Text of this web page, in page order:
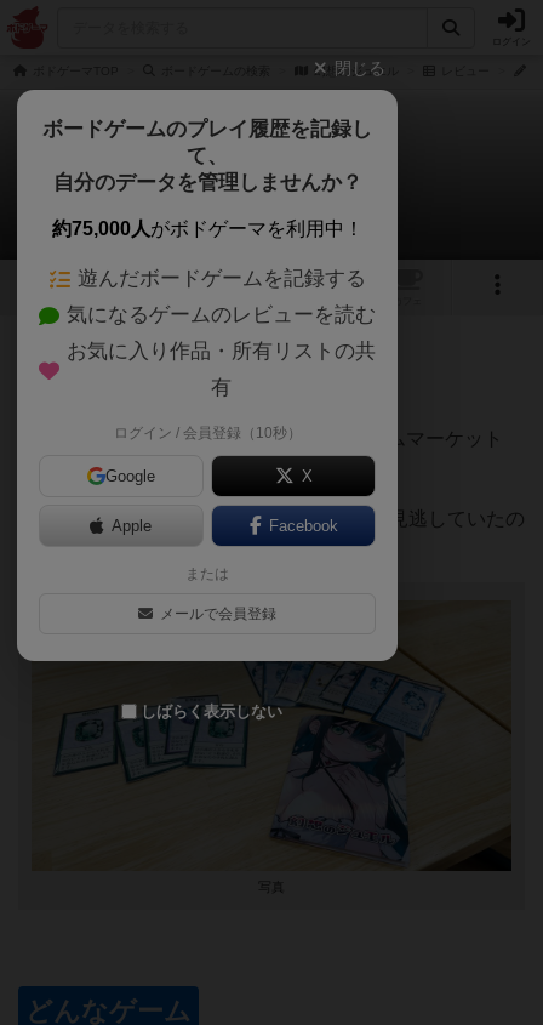
幻想のジュエル
幻想のジュエル
sopraさんのレビュー
1 1
450名 0名 0 2年以上前
宝石（ジュエル）というよりは原石なゲームマーケット
2023秋チャック横丁ゲーム。
10回ほどプレイ。 エラッタが出ていますが見逃していたの
でエラッタ未適用でプレイしています。
写真
どんなゲーム
閉じる
ボードゲームのプレイ履歴を記録し
て、
自分のデータを管理しませんか？
約75,000人がボドゲーマを利用中！
遊んだボードゲームを記録する
気になるゲームのレビューを読む
お気に入り作品・所有リストの共
有
ログイン / 会員登録（10秒）
Google X
Apple Facebook
または
メールで会員登録
しばらく表示しない